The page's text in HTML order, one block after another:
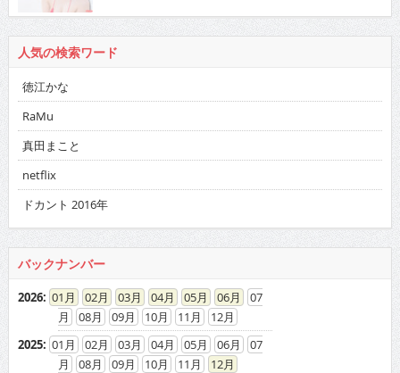
人気の検索ワード
徳江かな
RaMu
真田まこと
netflix
ドカント 2016年
バックナンバー
2026: 01 02 03 04 05 06
07
08
09 10 11
12
2025: 01 02 03 04 05 06
07
08
09 10 11
12